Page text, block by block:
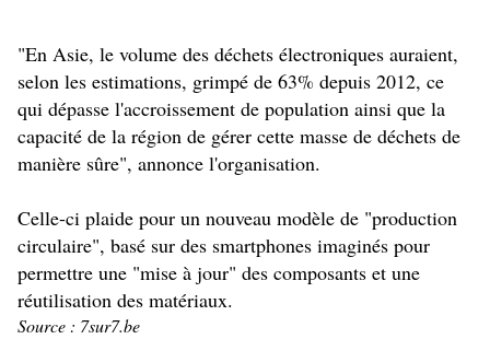
"En Asie, le volume des déchets électroniques auraient,
selon les estimations, grimpé de 63% depuis 2012, ce
qui dépasse l'accroissement de population ainsi que la
capacité de la région de gérer cette masse de déchets de
manière sûre", annonce l'organisation.
Celle-ci plaide pour un nouveau modèle de "production
circulaire", basé sur des smartphones imaginés pour
permettre une "mise à jour" des composants et une
réutilisation des matériaux.
Source : 7sur7.be